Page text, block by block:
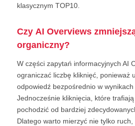
klasycznym TOP10.
Czy AI Overviews
organiczny?
W części zapytań informacyjnych AI
ograniczać liczbę kliknięć, ponieważ
odpowiedź bezpośrednio w
Jednocześnie kliknięcia, które
pochodzić od bardziej
Dlatego warto mierzyć nie tylko